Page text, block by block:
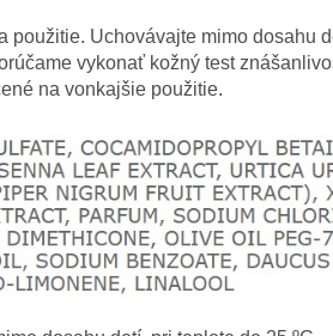
použitie. Uchovávajte mimo
vykonať kožný test
na vonkajšie použitie.